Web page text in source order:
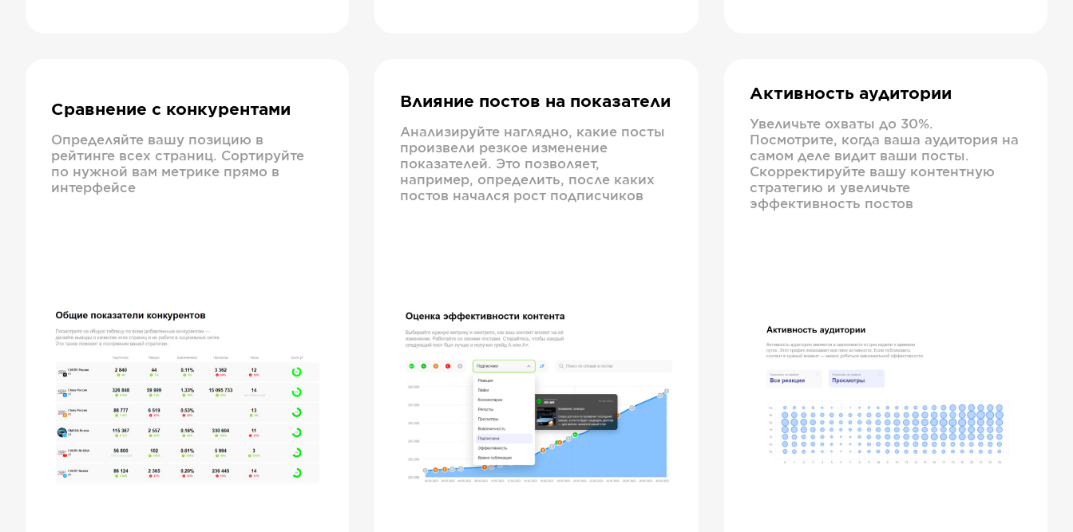
Сравнение с конкурентами
Определяйте вашу позицию в
рейтинге всех страниц. Сортируйте
по нужной вам метрике прямо в
интерфейсе
Влияние постов на показатели
Анализируйте наглядно, какие посты
произвели резкое изменение
показателей. Это позволяет,
например, определить, после каких
постов начался рост подписчиков
Активность аудитории
Увеличьте охваты до 30%.
Посмотрите, когда ваша аудитория на
самом деле видит ваши посты.
Скорректируйте вашу контентную
стратегию и увеличьте
эффективность постов